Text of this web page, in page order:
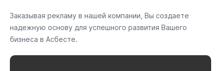
Заказывая рекламу в нашей компании, Вы создаете
надежную основу для успешного развития Вашего
бизнеса в Асбесте.